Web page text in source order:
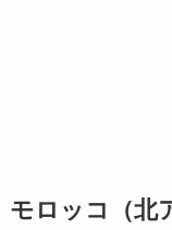
モロッコ（北